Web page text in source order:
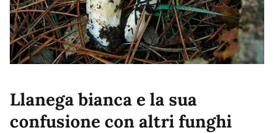
Llanega bianca e la sua
confusione con altri funghi